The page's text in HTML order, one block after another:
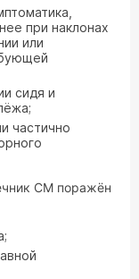
при наклонах
или
сидя и
частично
СМ поражён